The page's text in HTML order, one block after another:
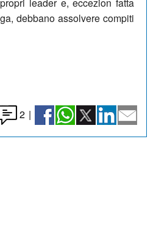
debbano assolvere compiti
2 |